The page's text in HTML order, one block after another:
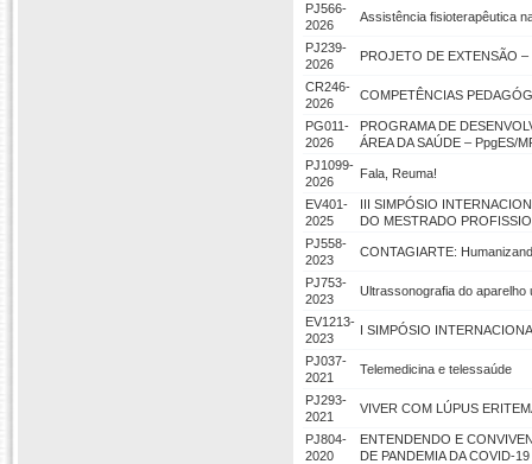
PJ566-
2026
Assistência fisioterapêutica
PJ239-
2026
PROJETO DE EXTENSÃO
CR246-
2026
COMPETÊNCIAS
PG011-
2026
PROGRAMA DE
ÁREA DA SAÚDE – PpgES/
PJ1099-
2026
Fala, Reuma!
EV401-
2025
III SIMPÓSIO
DO MESTRADO
PJ558-
2023
CONTAGIARTE:
PJ753-
2023
Ultrassonografia do
EV1213-
2023
I SIMPÓSIO
PJ037-
2021
Telemedicina e telessaúde
PJ293-
2021
VIVER COM LÚPUS
PJ804-
2020
ENTENDENDO E
DE PANDEMIA DA COVID-19